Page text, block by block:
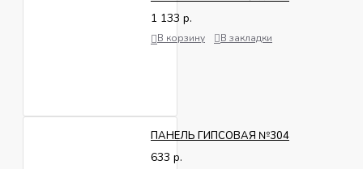
кг
1 133 р.
В корзину В закладки
ПАНЕЛЬ ГИПСОВАЯ №304
633 р.